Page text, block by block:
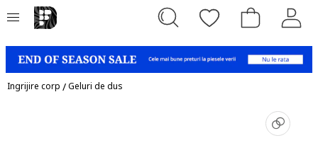
Ingrijire corp /Geluri de dus